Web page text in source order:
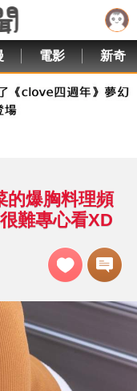
電影 新奇
的爆胸料理頻
難專心看XD